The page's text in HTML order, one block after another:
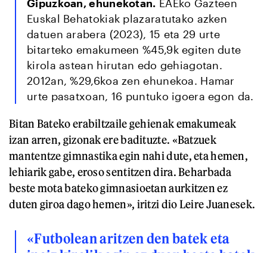
Gipuzkoan, ehunekotan. EAEko Gazteen
Euskal Behatokiak plazaratutako azken
datuen arabera (2023), 15 eta 29 urte
bitarteko emakumeen %45,9k egiten dute
kirola astean hirutan edo gehiagotan.
2012an, %29,6koa zen ehunekoa. Hamar
urte pasatxoan, 16 puntuko igoera egon da.
Bitan Bateko erabiltzaile gehienak emakumeak
izan arren, gizonak ere badituzte. «Batzuek
mantentze gimnastika egin nahi dute, eta hemen,
lehiarik gabe, eroso sentitzen dira. Beharbada
beste mota bateko gimnasioetan aurkitzen ez
duten giroa dago hemen», iritzi dio Leire Juanesek.
«Futbolean aritzen den batek eta